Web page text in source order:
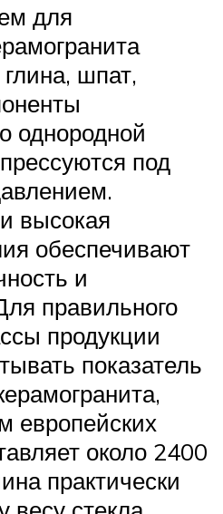
для
шпат,
однородной
под
высокая
обеспечивают
и
правильного
продукции
показатель
европейских
около 2400
практически